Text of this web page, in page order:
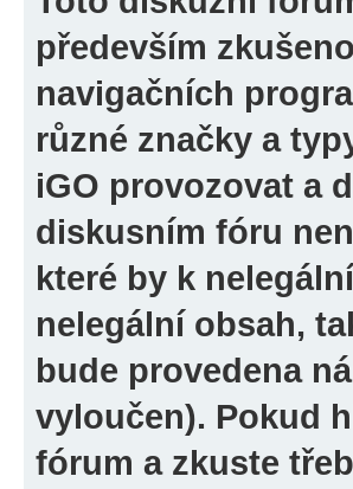
především
navigačních
různé značky a
iGO provozovat a
diskusním fóru
které by k
nelegální obsah,
bude provedena
vyloučen). Pokud
fórum a zkuste